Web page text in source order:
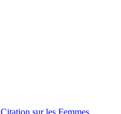
Citation sur les Femmes